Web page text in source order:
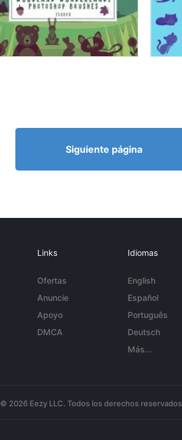
Siguiente página
Links
Ofertas
Anuncie
Apoyo
DMCA
Idiomas
English
Español
Português
Deutsch
Más...
© 2026 Eezy LLC. Todos los derechos reservados